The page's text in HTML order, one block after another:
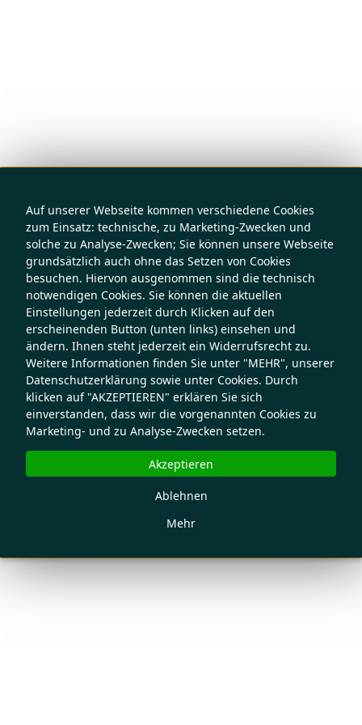
Auf unserer Webseite kommen verschiedene Cookies
zum Einsatz: technische, zu Marketing-Zwecken und
solche zu Analyse-Zwecken; Sie können unsere Webseite
grundsätzlich auch ohne das Setzen von Cookies
besuchen. Hiervon ausgenommen sind die technisch
notwendigen Cookies. Sie können die aktuellen
Einstellungen jederzeit durch Klicken auf den
erscheinenden Button (unten links) einsehen und
ändern. Ihnen steht jederzeit ein Widerrufsrecht zu.
Weitere Informationen finden Sie unter "MEHR", unserer
Datenschutzerklärung sowie unter Cookies. Durch
klicken auf "AKZEPTIEREN" erklären Sie sich
einverstanden, dass wir die vorgenannten Cookies zu
Marketing- und zu Analyse-Zwecken setzen.
Mehr
Ablehnen
Akzeptieren